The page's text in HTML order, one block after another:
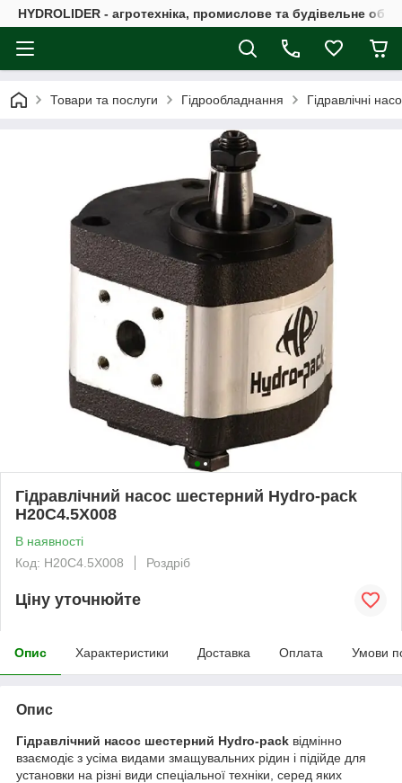
HYDROLIDER - агротехніка, промислове та будівельне
Товари та послуги Гідрообладнання Гідравлічні
Гідравлічний насос шестерний Hydro-pack
H20C4.5X008
В наявності
Код: H20C4.5X008
Роздріб
Ціну уточнюйте
Опис Характеристики Доставка Оплата Умови
Опис
Гідравлічний насос шестерний Hydro-pack відмінно
взаємодіє з усіма видами змащувальних рідин і підійде для
установки на різні види спеціальної техніки, серед яких